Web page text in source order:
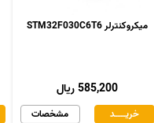
میکروکنترلر STM32F030C6T6
585,200 ریال
مشخصات خریـــــــد